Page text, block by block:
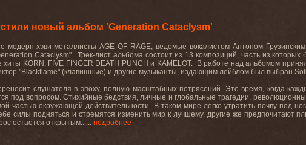
новый альбом 'Generation Cataclysm'
модерн-хэви-металлисты AGE OF RAGE, ведомые вокалистом Антоном
Cataclysm". Трек-лист альбома состоит из 13 композиций, часть из
хиты KORN, FIVE FINGER DEATH PUNCH и KAMELOT. В работе над альбомом
"Blackflame" (клавишные) и другие музыканты, издающим лейблом был выбран
слушателя в эпоху, полную масштабных потрясений. Это время, когда
под вопросом. Стихийные бедствия, личные и глобальные трагедии,
частью окружающей действительности. В таком мире легко утратить почву под
силы подняться и стремятся изменить мир к лучшему, другие же предпочитают
остаётся открытым...... подробнее